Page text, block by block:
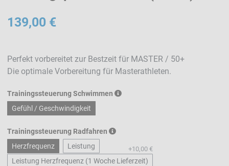
139,00 €
Perfekt vorbereitet zur Bestzeit für MASTER / 50+
Die optimale Vorbereitung für Masterathleten.
Trainingssteuerung Schwimmen
Gefühl / Geschwindigkeit
Trainingssteuerung Radfahren
Herzfrequenz
Leistung
Leistung Herzfrequenz (1 Woche Lieferzeit)
+10,00 €